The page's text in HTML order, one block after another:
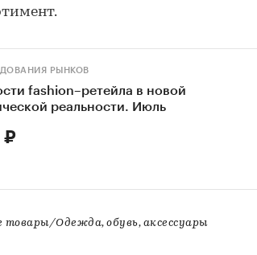
РЫНКОВ
fashion–ретейла в новой
реальности. Июль
₽
товары/Одежда, обувь, аксессуары